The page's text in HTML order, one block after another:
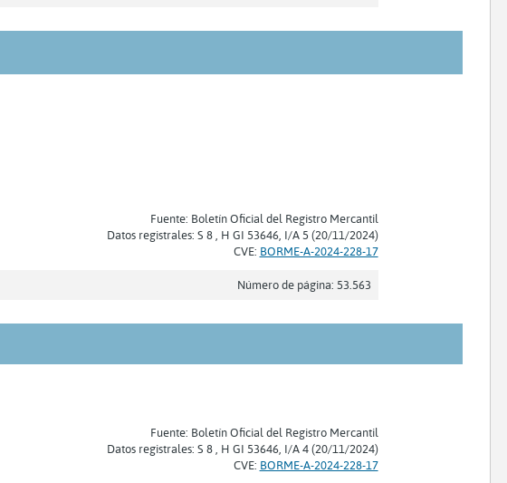
Fuente: Boletín Oficial del Registro Mercantil
Datos registrales: S 8 , H GI 53646, I/A 5 (20/11/2024)
CVE: BORME-A-2024-228-17
Número de página: 53.563
Fuente: Boletín Oficial del Registro Mercantil
Datos registrales: S 8 , H GI 53646, I/A 4 (20/11/2024)
CVE: BORME-A-2024-228-17